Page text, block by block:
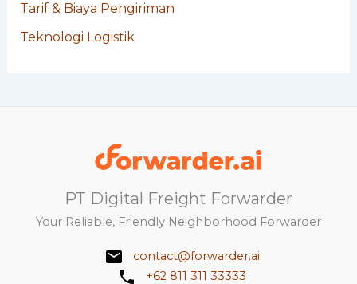
Tarif & Biaya Pengiriman
Teknologi Logistik
PT Digital Freight Forwarder
Your Reliable, Friendly Neighborhood Forwarder
contact@forwarder.ai
+62 811 311 33333